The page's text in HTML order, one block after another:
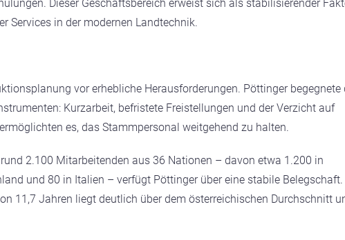
Dieser Geschäftsbereich erweist sich als stabilisierender
Services in der modernen Landtechnik.
vor erhebliche Herausforderungen. Pöttinger begegnete
Kurzarbeit, befristete Freistellungen und der Verzicht auf
es, das Stammpersonal weitgehend zu halten.
2.100 Mitarbeitenden aus 36 Nationen – davon etwa 1.200 in
und 80 in Italien – verfügt Pöttinger über eine stabile Belegschaft.
11,7 Jahren liegt deutlich über dem österreichischen Durchschnitt